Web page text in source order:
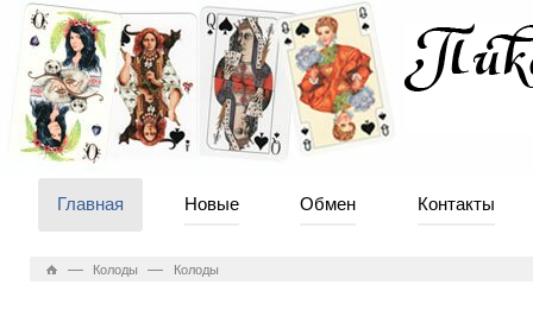
Главная Новые Обмен Контакты
— Колоды — Колоды